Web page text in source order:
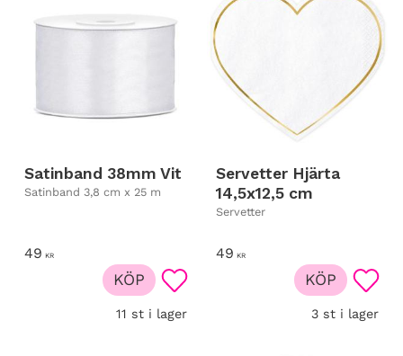
Satinband 38mm Vit
Satinband 3,8 cm x 25 m
49 KR
Lägg till i favoriter
11 st i lager
KÖP
Servetter Hjärta
14,5x12,5 cm
Servetter
49 KR
3 st i lager
KÖP